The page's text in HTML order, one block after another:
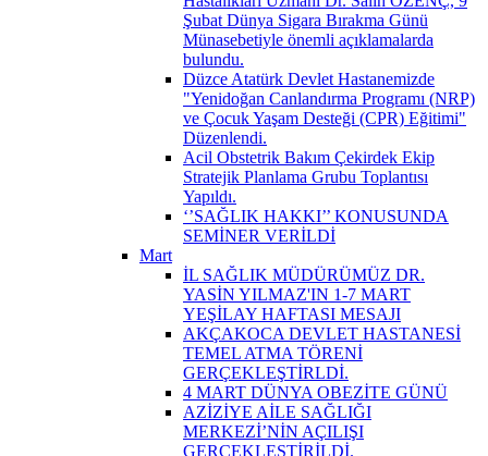
Şubat Dünya Sigara Bırakma Günü
Münasebetiyle önemli açıklamalarda
bulundu.
Düzce Atatürk Devlet Hastanemizde
"Yenidoğan Canlandırma Programı (NRP)
ve Çocuk Yaşam Desteği (CPR) Eğitimi"
Düzenlendi.
Acil Obstetrik Bakım Çekirdek Ekip
Stratejik Planlama Grubu Toplantısı
Yapıldı.
‘’SAĞLIK HAKKI’’ KONUSUNDA
SEMİNER VERİLDİ
Mart
İL SAĞLIK MÜDÜRÜMÜZ DR.
YASİN YILMAZ'IN 1-7 MART
YEŞİLAY HAFTASI MESAJI
AKÇAKOCA DEVLET HASTANESİ
TEMEL ATMA TÖRENİ
GERÇEKLEŞTİRLDİ.
4 MART DÜNYA OBEZİTE GÜNÜ
AZİZİYE AİLE SAĞLIĞI
MERKEZİ’NİN AÇILIŞI
GERÇEKLEŞTİRİLDİ.